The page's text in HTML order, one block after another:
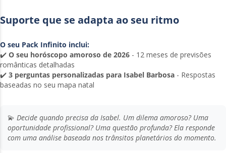
Suporte que se adapta ao seu ritmo
O seu Pack Infinito inclui:
✔️ O seu horóscopo amoroso de 2026 - 12 meses de previsões
românticas detalhadas
✔️ 3 perguntas personalizadas para Isabel Barbosa - Respostas
baseadas no seu mapa natal
💫 Decide quando precisa da Isabel. Um dilema amoroso? Uma
oportunidade profissional? Uma questão profunda? Ela responde
com uma análise baseada nos trânsitos planetários do momento.